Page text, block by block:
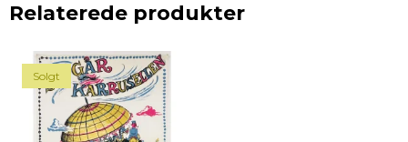
Relaterede produkter
Solgt